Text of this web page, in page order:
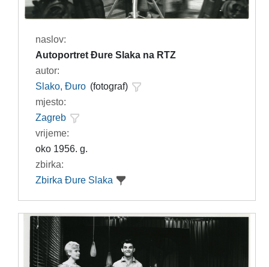
naslov:
Autoportret Đure Slaka na RTZ
autor:
Slako, Đuro (fotograf)
mjesto:
Zagreb
vrijeme:
oko 1956. g.
zbirka:
Zbirka Đure Slaka